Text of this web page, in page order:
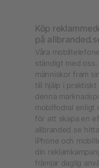
Köp
på
Våra
ständigt med
människor fram
till hjälp i
denna
mobilfodral enligt
för att skapa en
allbranded.se
iPhone och
din
främjar daglig